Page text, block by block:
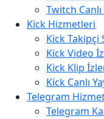
Twitch Canlı
Kick Hizmetleri
Kick Takipçi
Kick Video
Kick Klip
Kick Canlı
Telegram
Telegram